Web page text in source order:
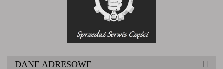
DANE ADRESOWE